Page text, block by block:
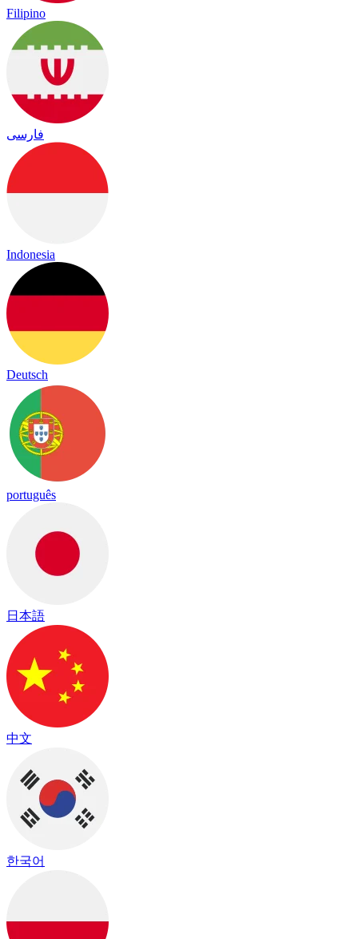
Filipino
فارسی
Indonesia
Deutsch
português
日本語
中文
한국어